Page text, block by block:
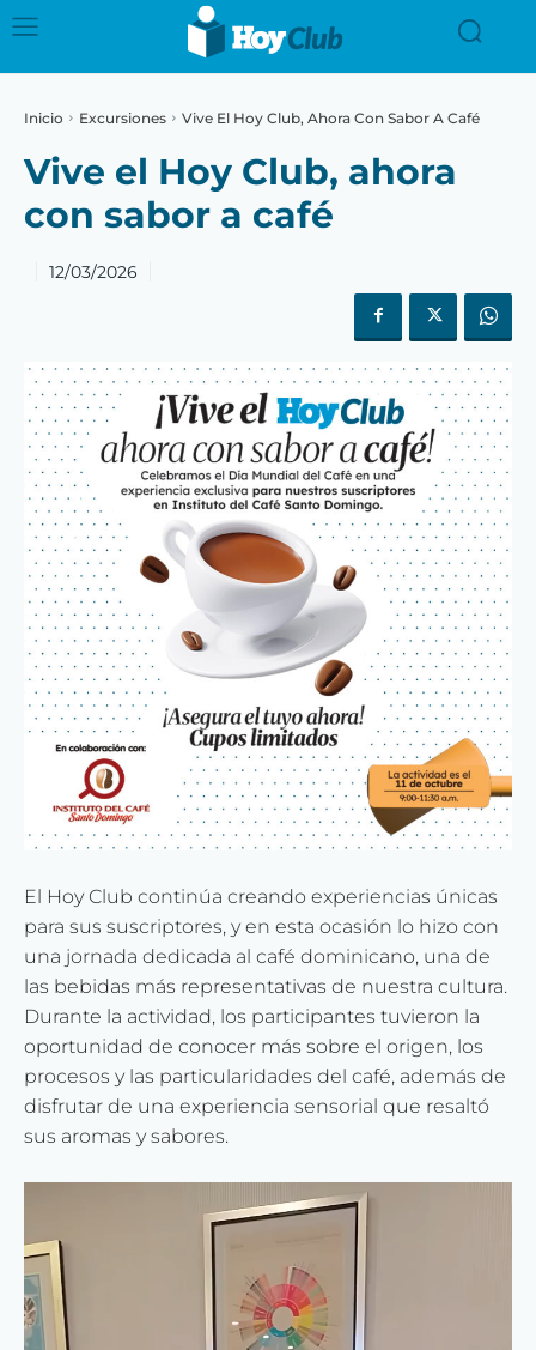
Inicio Excursiones Vive El Hoy Club, Ahora Con Sabor A Café
Vive el Hoy Club, ahora
con sabor a café
12/03/2026
El Hoy Club continúa creando experiencias únicas
para sus suscriptores, y en esta ocasión lo hizo con
una jornada dedicada al café dominicano, una de
las bebidas más representativas de nuestra cultura.
Durante la actividad, los participantes tuvieron la
oportunidad de conocer más sobre el origen, los
procesos y las particularidades del café, además de
disfrutar de una experiencia sensorial que resaltó
sus aromas y sabores.